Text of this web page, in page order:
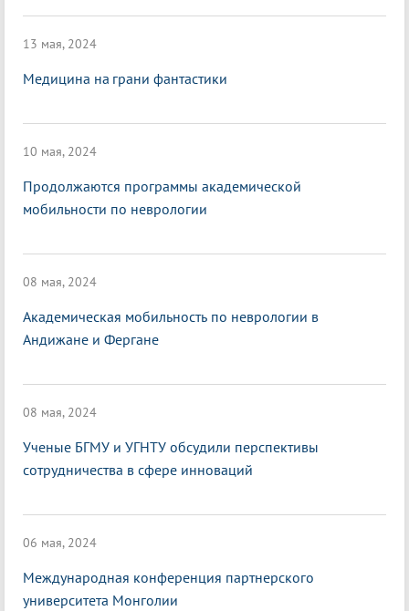
13 мая, 2024
Медицина на грани фантастики
10 мая, 2024
Продолжаются программы академической
мобильности по неврологии
08 мая, 2024
Академическая мобильность по неврологии в
Андижане и Фергане
08 мая, 2024
Ученые БГМУ и УГНТУ обсудили перспективы
сотрудничества в сфере инноваций
06 мая, 2024
Международная конференция партнерского
университета Монголии